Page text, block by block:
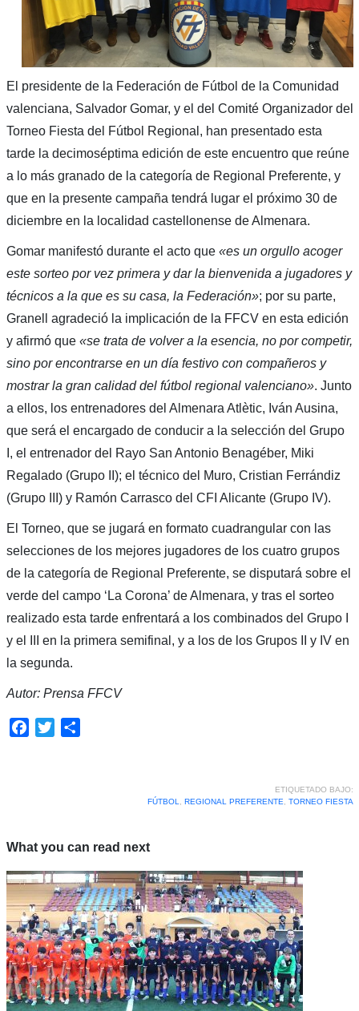
El presidente de la Federación de Fútbol de la Comunidad
valenciana, Salvador Gomar, y el del Comité Organizador del
Torneo Fiesta del Fútbol Regional, han presentado esta
tarde la decimoséptima edición de este encuentro que reúne
a lo más granado de la categoría de Regional Preferente, y
que en la presente campaña tendrá lugar el próximo 30 de
diciembre en la localidad castellonense de Almenara.
Gomar manifestó durante el acto que «es un orgullo acoger
este sorteo por vez primera y dar la bienvenida a jugadores y
técnicos a la que es su casa, la Federación»; por su parte,
Granell agradeció la implicación de la FFCV en esta edición
y afirmó que «se trata de volver a la esencia, no por competir,
sino por encontrarse en un día festivo con compañeros y
mostrar la gran calidad del fútbol regional valenciano». Junto
a ellos, los entrenadores del Almenara Atlètic, Iván Ausina,
que será el encargado de conducir a la selección del Grupo
I, el entrenador del Rayo San Antonio Benagéber, Miki
Regalado (Grupo II); el técnico del Muro, Cristian Ferrándiz
(Grupo III) y Ramón Carrasco del CFI Alicante (Grupo IV).
El Torneo, que se jugará en formato cuadrangular con las
selecciones de los mejores jugadores de los cuatro grupos
de la categoría de Regional Preferente, se disputará sobre el
verde del campo ‘La Corona’ de Almenara, y tras el sorteo
realizado esta tarde enfrentará a los combinados del Grupo I
y el III en la primera semifinal, y a los de los Grupos II y IV en
la segunda.
Autor: Prensa FFCV
Facebook
Twitter
ETIQUETADO BAJO:
FÚTBOL
REGIONAL PREFERENTE TORNEO FIESTA
What you can read next